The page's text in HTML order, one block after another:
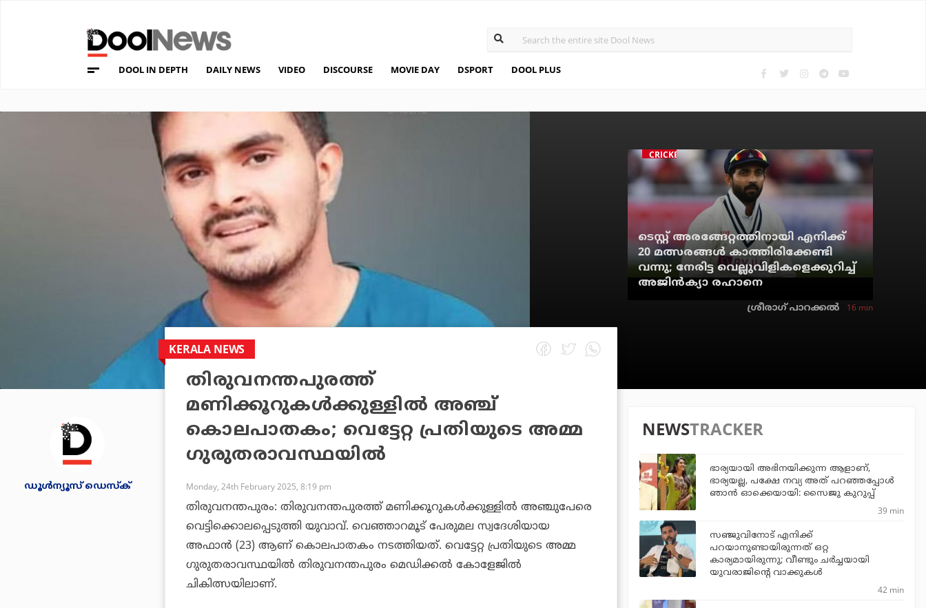
DOOL IN DEPTH DAILY NEWS VIDEO DISCOURSE MOVIE DAY DSPORT DOOL PLUS
CRICKET
ടെസ്റ്റ് അരങ്ങേറ്റത്തിനായി എനിക്ക്
20 മത്സരങ്ങള്‍ കാത്തിരിക്കേണ്ടി
വന്നു; നേരിട്ട വെല്ലുവിളികളെക്കുറിച്ച്
അജിന്‍ക്യാ രഹാനെ
ശ്രീരാഗ് പാറക്കല്‍ 16 min
ഡൂള്‍ന്യൂസ് ഡെസ്‌ക്
KERALA NEWS
തിരുവനന്തപുരത്ത്
മണിക്കൂറുകള്‍ക്കുള്ളില്‍ അഞ്ച്
കൊലപാതകം; വെട്ടേറ്റ പ്രതിയുടെ അമ്മ
ഗുരുതരാവസ്ഥയില്‍
Monday, 24th February 2025, 8:19 pm
തിരുവനന്തപുരം: തിരുവനന്തപുരത്ത് മണിക്കൂറുകള്‍ക്കുള്ളില്‍ അഞ്ചുപേരെ
വെട്ടിക്കൊലപ്പെടുത്തി യുവാവ്. വെഞ്ഞാറമൂട് പേരുമല സ്വദേശിയായ
അഫാന്‍ (23) ആണ് കൊലപാതകം നടത്തിയത്. വെട്ടേറ്റ പ്രതിയുടെ അമ്മ
ഗുരുതരാവസ്ഥയില്‍ തിരുവനന്തപുരം മെഡിക്കല്‍ കോളേജില്‍
ചികിത്സയിലാണ്.
NEWSTRACKER
ഭാര്യയായി അഭിനയിക്കുന്ന ആളാണ്,
ഭാര്യയല്ല, പക്ഷേ നവ്യ അത് പറഞ്ഞപ്പോള്‍
ഞാന്‍ ഓക്കെയായി: സൈജു കുറുപ്പ്
39 min
സഞ്ജുവിനോട് എനിക്ക്
പറയാനുണ്ടായിരുന്നത് ഒറ്റ
കാര്യമായിരുന്നു; വീണ്ടും ചര്‍ച്ചയായി
യുവരാജിന്റെ വാക്കുകള്‍
42 min